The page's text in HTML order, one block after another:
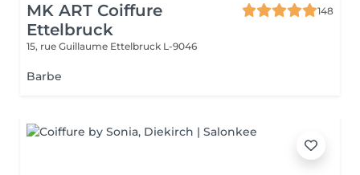
MK ART Coiffure
Ettelbruck
148
15, rue Guillaume Ettelbruck L-9046
Barbe